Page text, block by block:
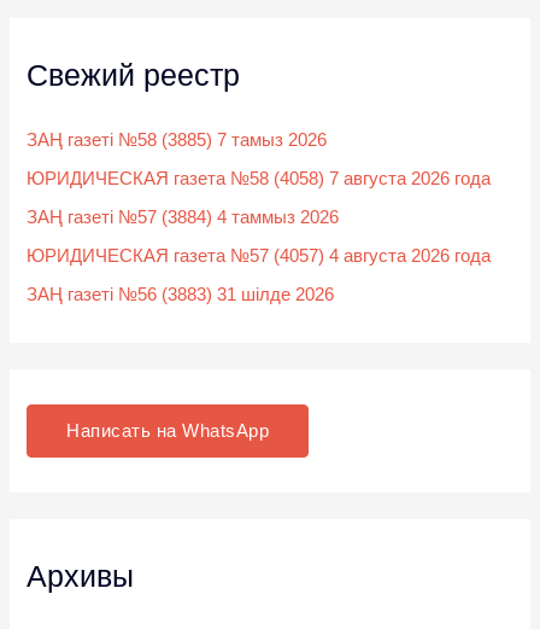
Свежий реестр
ЗАҢ газеті №58 (3885) 7 тамыз 2026
ЮРИДИЧЕСКАЯ газета №58 (4058) 7 августа 2026 года
ЗАҢ газеті №57 (3884) 4 таммыз 2026
ЮРИДИЧЕСКАЯ газета №57 (4057) 4 августа 2026 года
ЗАҢ газеті №56 (3883) 31 шілде 2026
Написать на WhatsApp
Архивы